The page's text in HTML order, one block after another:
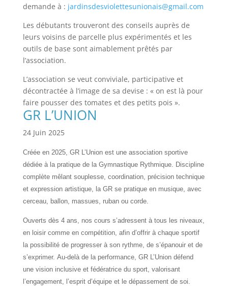
demande à : jardinsdesviolettesunionais@gmail.com
Les débutants trouveront des conseils auprès de
leurs voisins de parcelle plus expérimentés et les
outils de base sont aimablement prêtés par
l’association.
L’association se veut conviviale, participative et
décontractée à l’image de sa devise : « on est là pour
faire pousser des tomates et des petits pois ».
GR L’UNION
24 Juin 2025
Créée en 2025, GR L’Union est une association sportive
dédiée à la pratique de la Gymnastique Rythmique. Discipline
complète mêlant souplesse, coordination, précision technique
et expression artistique, la GR se pratique en musique, avec
cerceau, ballon, massues, ruban ou corde.
Ouverts dès 4 ans, nos cours s’adressent à tous les niveaux,
en loisir comme en compétition, afin d’offrir à chaque sportif
la possibilité de progresser à son rythme, de s’épanouir et de
s’exprimer. Au-delà de la performance, GR L’Union défend
une vision inclusive et fédératrice du sport, valorisant
l’engagement, l’esprit d’équipe et le dépassement de soi.